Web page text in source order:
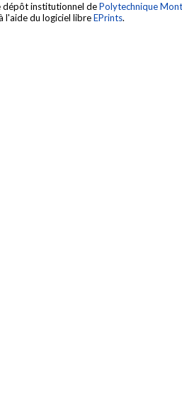
dépôt institutionnel dePolytechnique
l'aide du logiciel libreEPrints.